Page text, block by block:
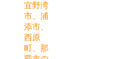
宜野湾
市、浦
添市、
西原
町、那